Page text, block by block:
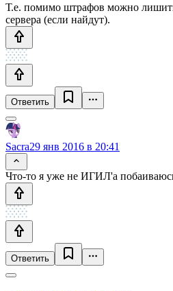
Т.е. помимо штрафов можно
сервера (если найдут).
Ответить
Sacra29 янв 2016 в 20:41
Что-то я уже не ИГИЛ'а
Ответить